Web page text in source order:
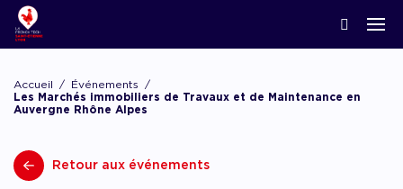
Les groupes de travail
Agenda
Lyon Start Up
Offres d’emploi
Panoramas
Accueil
Événements
Les Marchés immobiliers de Travaux et de Maintenance en
Auvergne Rhône Alpes
Retour aux événements